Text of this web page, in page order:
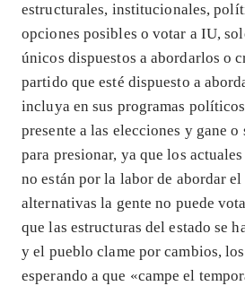
estructurales, institucionales,
opciones posibles o votar a IU,
únicos dispuestos a abordarlos o
partido que esté dispuesto a
incluya en sus programas
presente a las elecciones y gane o
para presionar, ya que los
no están por la labor de abordar
alternativas la gente no puede
que las estructuras del estado se
y el pueblo clame por cambios,
esperando a que «campe el